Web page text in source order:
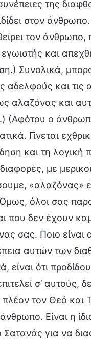
της
στον
τον
και
Συνολικά,
αδελφούς και
αλαζόνας και
(Αφότου ο
Γίνεται
και τη
με
«αλαζόνας»
όλοι σας
που δεν έχουν
σας. Ποιο
αυτών των
είναι ότι
σ’ αυτούς,
τον Θεό και
Είναι η
Σατανάς για να